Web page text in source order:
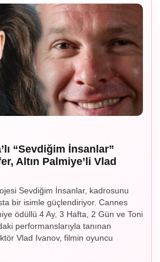
“Sevdiğim İnsanlar”
Altın Palmiye’li Vlad
Sevdiğim İnsanlar, kadrosunu
bir isimle güçlendiriyor. Cannes
ödüllü 4 Ay, 3 Hafta, 2 Gün ve Toni
performanslarıyla tanınan
Vlad Ivanov, filmin oyuncu